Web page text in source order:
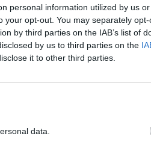
personal information utilized by us
your opt-out. You may separately
by third parties on the IAB’s list of
by us to third parties on the
it to other third parties.
data.
az első tisztán
30 gyártását a
Japánban.